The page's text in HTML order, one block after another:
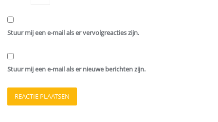
Stuur mij een e-mail als er vervolgreacties zijn.
Stuur mij een e-mail als er nieuwe berichten zijn.